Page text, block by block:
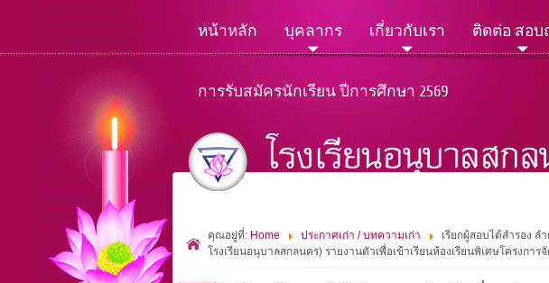
หน้าหลัก บุคลากร เกี่ยวกับเรา ติดต่อ สอบ
การรับสมัครนักเรียน ปีการศึกษา 2569
คุณอยู่ที่: Home ประกาศเก่า / บทความเก่า
เรียกผู้สอบได้สำรอง
โรงเรียนอนุบาลสกลนคร) รายงานตัวเพื่อเข้าเรียนห้องเรียนพิเศษโครงก